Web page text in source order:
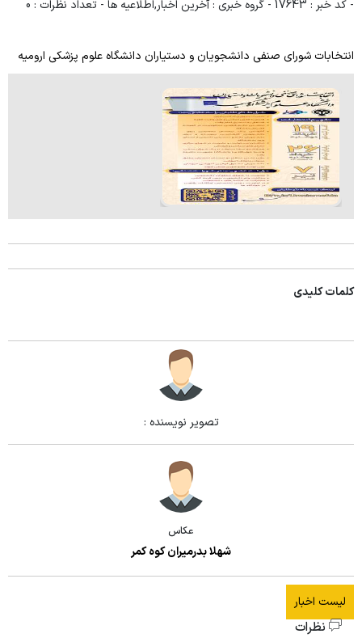
منشور حقوق بیمار
مراحل پذیرش بیماران
بیمه های طرف قرارداد
راهنمای طبقات
راهنمای دریافت نوبت از درمانگاه
ارتباط با ما
- کد خبر : 17643
- گروه خبری : آخرین اخبار,اطلاعیه ها - تعداد نظرات : 0
انتخابات شورای صنفی دانشجویان و دستیاران دانشگاه علوم پزشکی ارومیه
کلمات کلیدی
تصویر نویسنده :
عکاس
شهلا بدرمیران کوه کمر
لیست اخبار
نظرات